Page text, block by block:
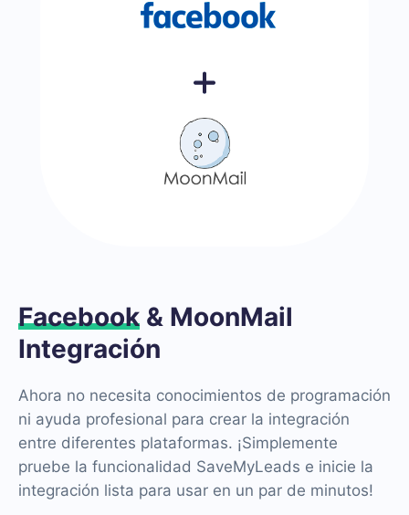
Facebook & MoonMail
Integración
Ahora no necesita conocimientos de programación
ni ayuda profesional para crear la integración
entre diferentes plataformas. ¡Simplemente
pruebe la funcionalidad SaveMyLeads e inicie la
integración lista para usar en un par de minutos!